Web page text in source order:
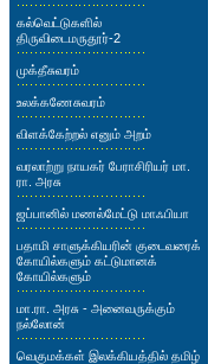
கல்வெட்டுகளில்
திருவிடைமருதூர்-2
முக்தீசுவரம்
உலக்கணேசுவரம்
விளக்கேற்றல் எனும் அறம்
வரலாற்று நாயகர் பேராசிரியர் மா.
ரா. அரசு
ஜப்பானில் மணல்மேட்டு மாஃபியா
பதாமி சாளுக்கியரின் குடைவரைக்
கோயில்களும் கட்டுமானக்
கோயில்களும்
மா.ரா. அரசு - அனைவருக்கும்
நல்லோன்
வெகுமக்கள் இலக்கியத்தில் தமிழ்